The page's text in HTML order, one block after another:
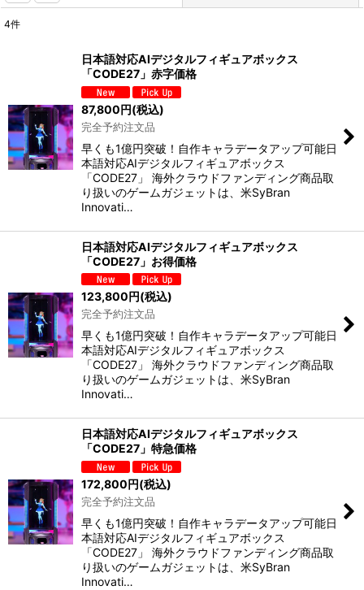
4件
日本語対応AIデジタルフィギュアボックス
「CODE27」赤字価格
87,800円(税込)
完全予約注文品
早くも1億円突破！自作キャラデータアップ可能日
本語対応AIデジタルフィギュアボックス
「CODE27」 海外クラウドファンディング商品取
り扱いのゲームガジェットは、米SyBran
Innovati…
日本語対応AIデジタルフィギュアボックス
「CODE27」お得価格
123,800円(税込)
完全予約注文品
早くも1億円突破！自作キャラデータアップ可能日
本語対応AIデジタルフィギュアボックス
「CODE27」 海外クラウドファンディング商品取
り扱いのゲームガジェットは、米SyBran
Innovati…
日本語対応AIデジタルフィギュアボックス
「CODE27」特急価格
172,800円(税込)
完全予約注文品
早くも1億円突破！自作キャラデータアップ可能日
本語対応AIデジタルフィギュアボックス
「CODE27」 海外クラウドファンディング商品取
り扱いのゲームガジェットは、米SyBran
Innovati…